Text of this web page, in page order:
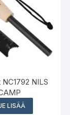
NILS
LISÄÄ